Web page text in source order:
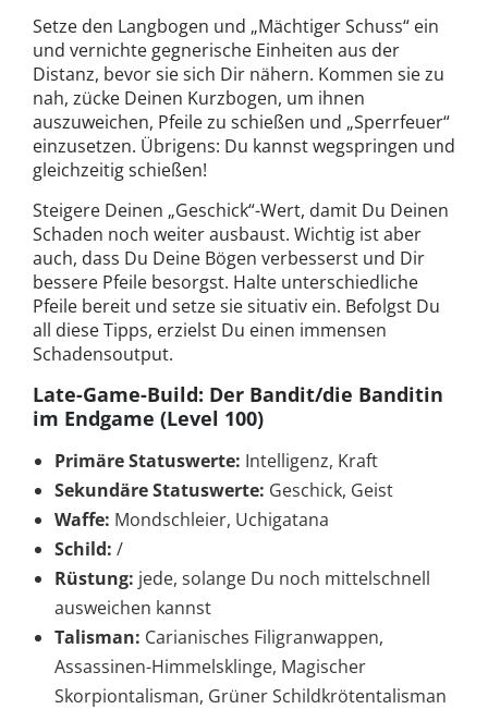
Setze den Langbogen und „Mächtiger Schuss“ ein
und vernichte gegnerische Einheiten aus der
Distanz, bevor sie sich Dir nähern. Kommen sie zu
nah, zücke Deinen Kurzbogen, um ihnen
auszuweichen, Pfeile zu schießen und „Sperrfeuer“
einzusetzen. Übrigens: Du kannst wegspringen und
gleichzeitig schießen!
Steigere Deinen „Geschick“-Wert, damit Du Deinen
Schaden noch weiter ausbaust. Wichtig ist aber
auch, dass Du Deine Bögen verbesserst und Dir
bessere Pfeile besorgst. Halte unterschiedliche
Pfeile bereit und setze sie situativ ein. Befolgst Du
all diese Tipps, erzielst Du einen immensen
Schadensoutput.
Late-Game-Build: Der Bandit/die Banditin
im Endgame (Level 100)
Primäre Statuswerte: Intelligenz, Kraft
Sekundäre Statuswerte: Geschick, Geist
Waffe: Mondschleier, Uchigatana
Schild: /
Rüstung: jede, solange Du noch mittelschnell
ausweichen kannst
Talisman: Carianisches Filigranwappen,
Assassinen-Himmelsklinge, Magischer
Skorpiontalisman, Grüner Schildkrötentalisman